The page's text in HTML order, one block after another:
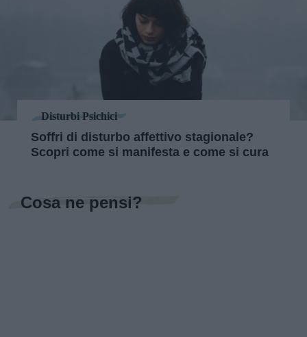
Disturbi Psichici
Soffri di disturbo affettivo stagionale?
Scopri come si manifesta e come si cura
Cosa ne pensi?